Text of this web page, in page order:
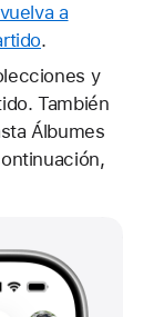
a
.
y
También
Álbumes